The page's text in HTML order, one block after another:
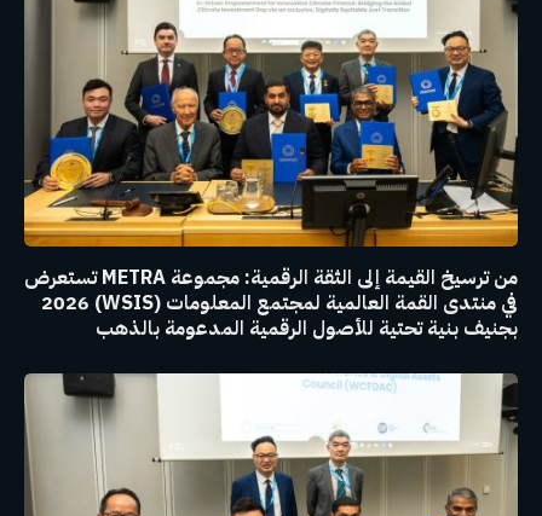
من ترسيخ القيمة إلى الثقة الرقمية: مجموعة METRA تستعرض
في منتدى القمة العالمية لمجتمع المعلومات (WSIS) 2026
بجنيف بنية تحتية للأصول الرقمية المدعومة بالذهب